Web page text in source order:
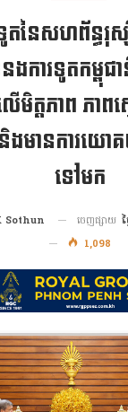
តនៃសហព័ន្ធរុស្
ងការទូតកម្ពុជ
ត្តភាព ភាពស្
និងមានការយ
ទៅមក
Sothun ចេញផ្សាយ
1,098